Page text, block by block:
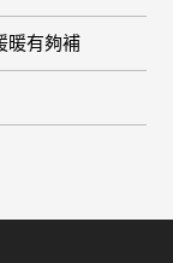
暖有夠補